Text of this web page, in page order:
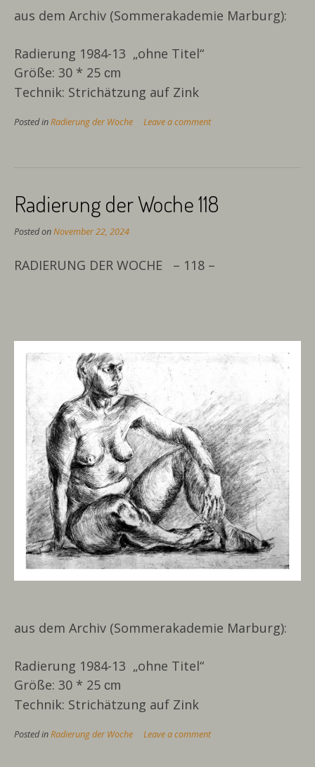
aus dem Archiv (Sommerakademie Marburg):
Radierung 1984-13 „ohne Titel“
Größe: 30 * 25 cm
Technik: Strichätzung auf Zink
Posted inRadierung der Woche Leave a comment
Radierung der Woche 118
Posted onNovember 22, 2024
RADIERUNG DER WOCHE – 118 –
aus dem Archiv (Sommerakademie Marburg):
Radierung 1984-13 „ohne Titel“
Größe: 30 * 25 cm
Technik: Strichätzung auf Zink
Posted inRadierung der Woche Leave a comment